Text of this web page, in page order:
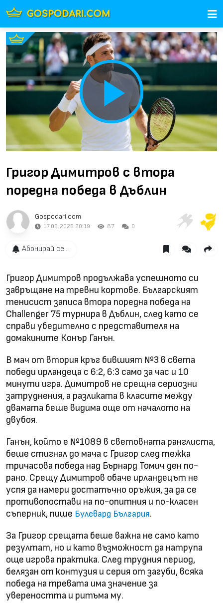
Play
Video
Григор Димитров с втора
поредна победа в Дъблин
Gospodari.com
17.06.2026 20:19 87 0
Абонирай се...
Григор Димитров продължава успешното си
завръщане на тревни кортове. Българският
тенисист записа втора поредна победа на
Challenger 75 турнира в Дъблин, след като се
справи убедително с представителя на
домакините Конър Ганън.
В мач от втория кръг бившият №3 в света
победи ирландеца с 6:2, 6:3 само за час и 10
минути игра. Димитров не срещна сериозни
затруднения, а разликата в класите между
двамата беше видима още от началото на
двубоя.
Ганън, който е №1089 в световната ранглиста,
беше стигнал до мача с Григор след тежка
тричасова победа над Бърнард Томич ден по-
рано. Срещу Димитров обаче ирландецът не
успя да намери достатъчно оръжия, за да се
противопостави на по-опитния и по-класен
съперник, пише Булевард България.
За Григор срещата беше важна не само като
резултат, но и като възможност да натрупа
още игрова практика. След трудния период,
белязан от контузия и серия от загуби, всяка
победа на тревата има значение за
увереността и ритъма му.